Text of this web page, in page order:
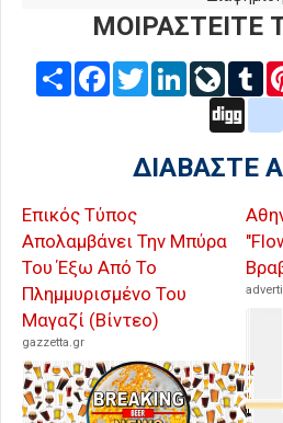
ΜΟΙΡΑΣΤΕΙΤΕ
Share FacebookTwitterLinkedIn
ΔΙΑΒΑΣΤΕ
Επικός Τύπος
Απολαμβάνει Την Μπύρα
Του Έξω Από Το
Πλημμυρισμένο Του
Μαγαζί (Βίντεο)
gazzetta.gr